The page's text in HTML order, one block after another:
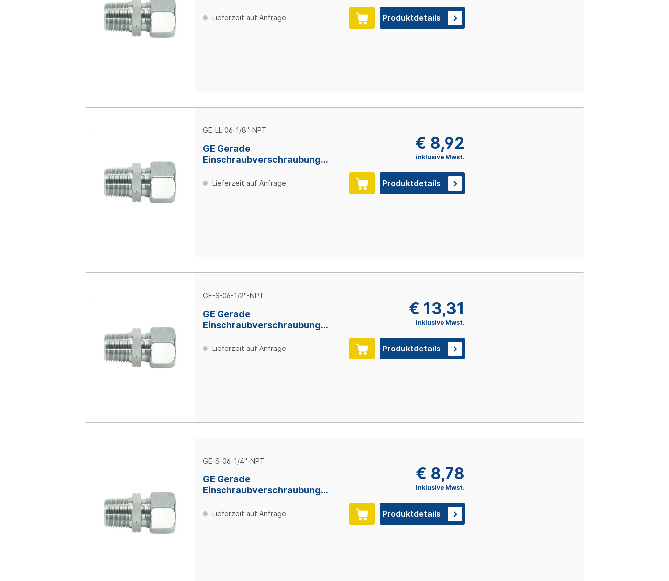
Lieferzeit auf Anfrage Produktdetails
GE-LL-06-1/8"-NPT
GE Gerade
Einschraubverschraubung
Lieferzeit auf Anfrage
€ 8,92
inklusive Mwst.
Produktdetails
GE-S-06-1/2"-NPT
GE Gerade
Einschraubverschraubung
Lieferzeit auf Anfrage
€ 13,31
inklusive Mwst.
Produktdetails
GE-S-06-1/4"-NPT
GE Gerade
Einschraubverschraubung
Lieferzeit auf Anfrage
€ 8,78
inklusive Mwst.
Produktdetails